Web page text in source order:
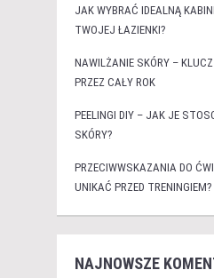
JAK WYBRAĆ IDEALNĄ
TWOJEJ ŁAZIENKI?
NAWILŻANIE SKÓRY –
PRZEZ CAŁY ROK
PEELINGI DIY – JAK JE
SKÓRY?
PRZECIWWSKAZANIA DO
UNIKAĆ PRZED TRENINGIEM?
NAJNOWSZE